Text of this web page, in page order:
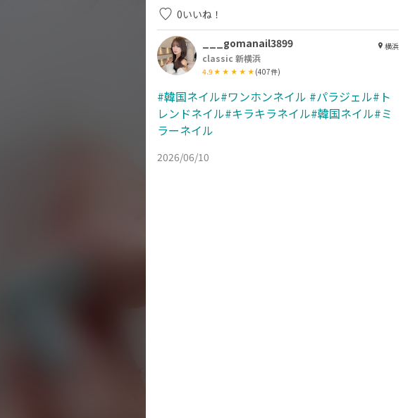
0いいね！
___gomanail3899
classic 新横浜
4.9 (407件)
横浜
#韓国ネイル#ワンホンネイル #パラジェル#ト
レンドネイル#キラキラネイル#韓国ネイル#ミ
ラーネイル
2026/06/10